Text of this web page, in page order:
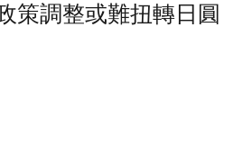
策調整或難扭轉日圓